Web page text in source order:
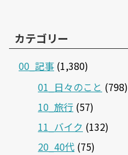
カテゴリー
00_記事 (1,380)
01_日々のこと (798)
10_旅行 (57)
11_バイク (132)
20_40代 (75)